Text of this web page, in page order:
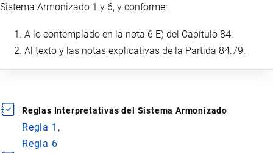
Sistema Armonizado 1 y 6, y conforme:
A lo contemplado en la nota 6 E) del Capítulo 84.
Al texto y las notas explicativas de la Partida 84.79.
Reglas Interpretativas del Sistema Armonizado
Regla 1
Regla 6